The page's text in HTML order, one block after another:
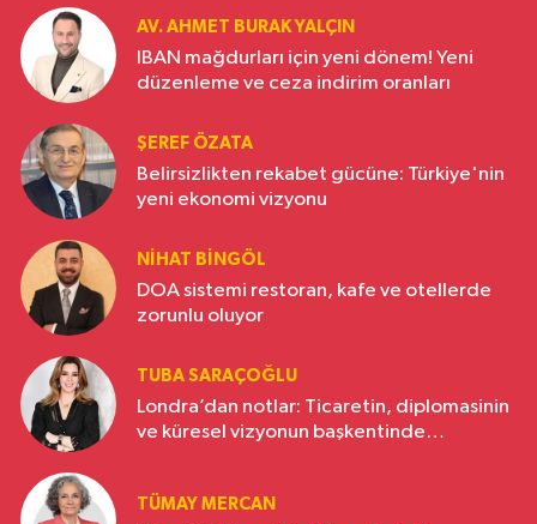
AV. AHMET BURAK YALÇIN
IBAN mağdurları için yeni dönem! Yeni
düzenleme ve ceza indirim oranları
ŞEREF ÖZATA
Belirsizlikten rekabet gücüne: Türkiye'nin
yeni ekonomi vizyonu
NIHAT BINGÖL
DOA sistemi restoran, kafe ve otellerde
zorunlu oluyor
TUBA SARAÇOĞLU
Londra’dan notlar: Ticaretin, diplomasinin
ve küresel vizyonun başkentinde
TÜMAY MERCAN